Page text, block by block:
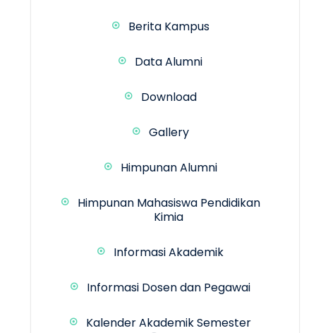
Berita Kampus
Data Alumni
Download
Gallery
Himpunan Alumni
Himpunan Mahasiswa Pendidikan
Kimia
Informasi Akademik
Informasi Dosen dan Pegawai
Kalender Akademik Semester